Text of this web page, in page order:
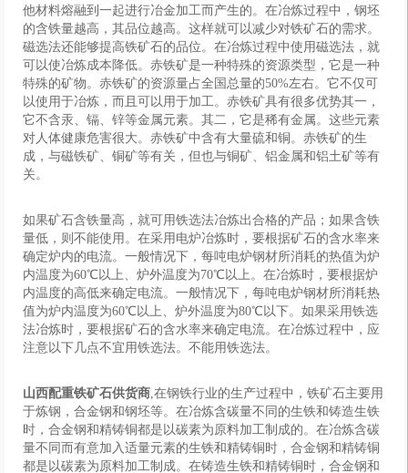
他材料熔融到一起进行冶金加工而产生的。在冶炼过程中，钢坯
的含铁量越高，其品位越高。这样就可以减少对铁矿石的需求。
磁选法还能够提高铁矿石的品位。在冶炼过程中使用磁选法，就
可以使冶炼成本降低。赤铁矿是一种特殊的资源类型，它是一种
特殊的矿物。赤铁矿的资源量占全国总量的50%左右。它不仅可
以使用于冶炼，而且可以用于加工。赤铁矿具有很多优势其一，
它不含汞、镉、锌等金属元素。其二，它是稀有金属。这些元素
对人体健康危害很大。赤铁矿中含有大量硫和铜。赤铁矿的生
成，与磁铁矿、铜矿等有关，但也与铜矿、铝金属和铝土矿等有
关。
如果矿石含铁量高，就可用铁选法冶炼出合格的产品；如果含铁
量低，则不能使用。在采用电炉冶炼时，要根据矿石的含水率来
确定炉内的电流。一般情况下，每吨电炉钢材所消耗的热值为炉
内温度为60℃以上、炉外温度为70℃以上。在冶炼时，要根据炉
内温度的高低来确定电流。一般情况下，每吨电炉钢材所消耗热
值为炉内温度为60℃以上、炉外温度为80℃以下。如果采用铁选
法冶炼时，要根据矿石的含水率来确定电流。在冶炼过程中，应
注意以下几点不宜用铁选法。不能用铁选法。
山西配重铁矿石供货商,在钢铁行业的生产过程中，铁矿石主要用
于炼钢，合金钢和钢坯等。在冶炼含碳量不同的生铁和铸造生铁
时，合金钢和精铸铜都是以碳素为原料加工制成的。在冶炼含碳
量不同而有意加入适量元素的生铁和精铸铜时，合金钢和精铸铜
都是以碳素为原料加工制成。在铸造生铁和精铸铜时，合金钢和